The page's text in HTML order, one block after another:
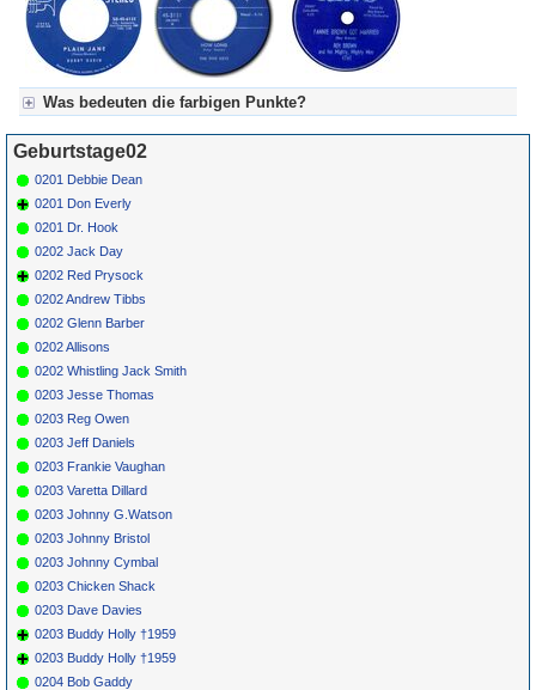
Was bedeuten die farbigen Punkte?
Für Axel's Tageskalender:
Grün = Kurzgeschichte
Grün! = fachlich bestimmt spannend, nicht verpassen!
Grün+ = Stundenbeitrag
Gelb = Kurzgeschichten oder Stundensendungen in Arbeit
Blau = Beschreibungstext (beschreibender Text)
Geburtstage02
0201 Debbie Dean
0201 Don Everly
0201 Dr. Hook
0202 Jack Day
0202 Red Prysock
0202 Andrew Tibbs
0202 Glenn Barber
0202 Allisons
0202 Whistling Jack Smith
0203 Jesse Thomas
0203 Reg Owen
0203 Jeff Daniels
0203 Frankie Vaughan
0203 Varetta Dillard
0203 Johnny G.Watson
0203 Johnny Bristol
0203 Johnny Cymbal
0203 Chicken Shack
0203 Dave Davies
0203 Buddy Holly †1959
0203 Buddy Holly †1959
0204 Bob Gaddy